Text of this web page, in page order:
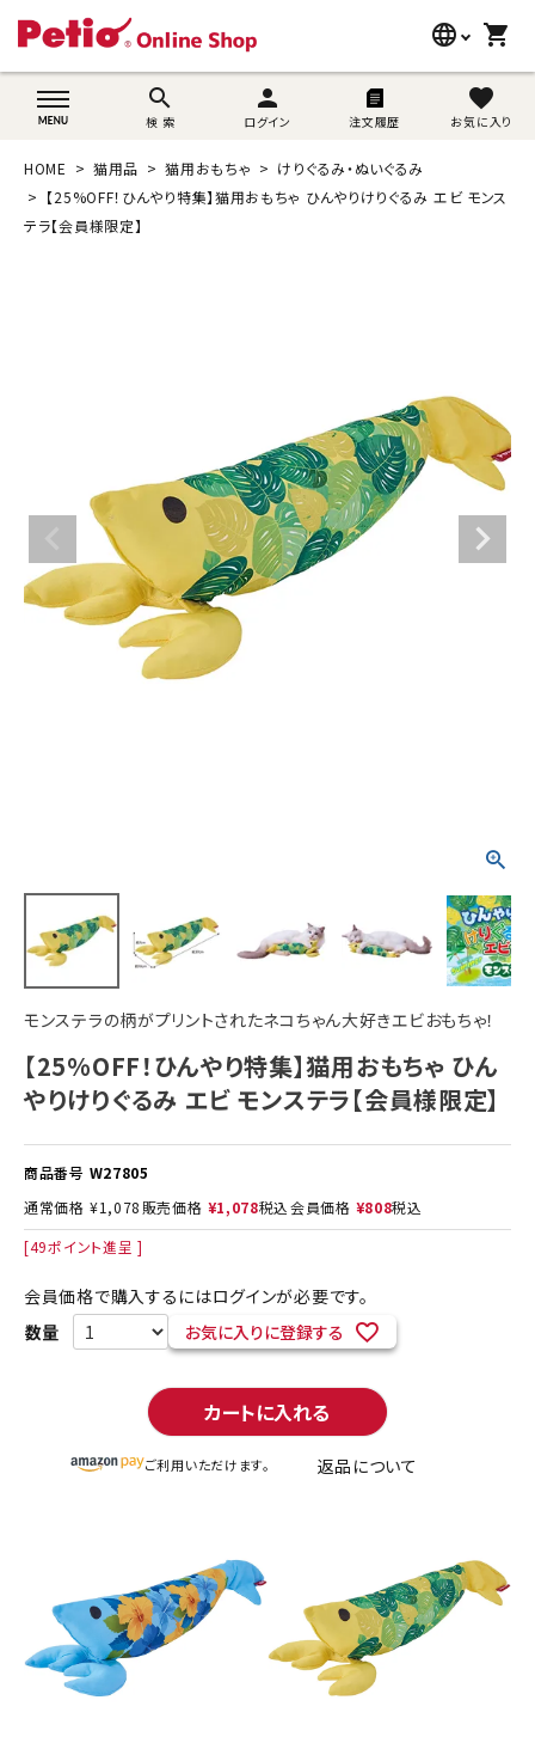
language
wovn-lang-name
shopping_cart
search
検 索
person
ログイン 注文履歴
favorite
お気に入り
search
猫用品
ご利用案内
ACCOUNT MENU
ようこそ ゲスト 様
HOME 猫用品 猫用おもちゃ
けりぐるみ・ぬいぐるみ
【25%OFF！ひんやり特集】猫用おもちゃ ひんやりけりぐるみ エビ モンス
テラ【会員様限定】
モンステラの柄がプリントされたネコちゃん大好きエビおもちゃ！
【25%OFF！ひんやり特集】猫用おもちゃ ひん
やりけりぐるみ エビ モンステラ【会員様限定】
商品番号 W27805
通常価格 ¥1,078 販売価格 ¥1,078税込会員価格 ¥808税込
[49ポイント進呈 ]
会員価格で購入するにはログインが必要です。
お気に入りに登録する
カートに入れる
ご利用いただけます。 返品について